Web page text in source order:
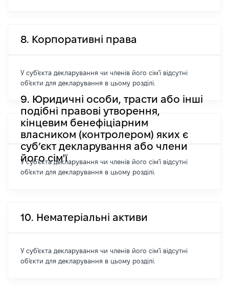
8. Корпоративні права
У суб'єкта декларування чи членів його сім'ї відсутні
об'єкти для декларування в цьому розділі.
9. Юридичні особи, трасти або інші
подібні правові утворення,
кінцевим бенефіціарним
власником (контролером) яких є
суб’єкт декларування або члени
його сім'ї
У суб'єкта декларування чи членів його сім'ї відсутні
об'єкти для декларування в цьому розділі.
10. Нематеріальні активи
У суб'єкта декларування чи членів його сім'ї відсутні
об'єкти для декларування в цьому розділі.